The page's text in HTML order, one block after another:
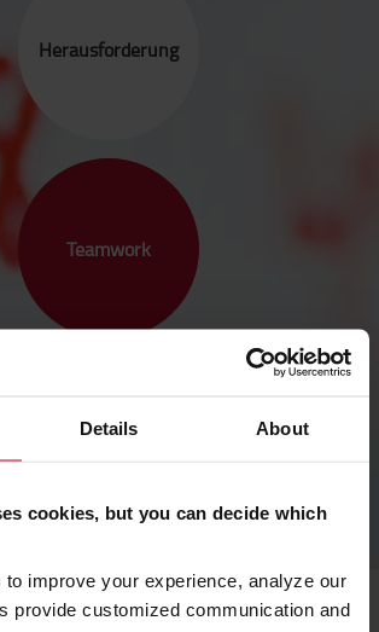
Details About
cookies, but you can decide which
improve your experience, analyze our
provide customized communication and
Herausforderung
Teamwork